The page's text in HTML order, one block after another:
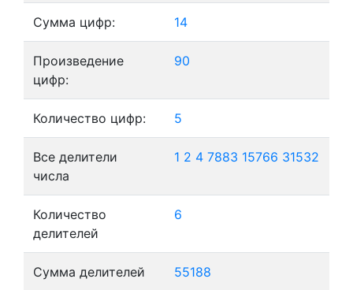
Сумма цифр: 14
Произведение
цифр:
90
Количество цифр: 5
Все делители
числа
1 2 4 7883 15766 31532
Количество
делителей
6
Сумма делителей 55188